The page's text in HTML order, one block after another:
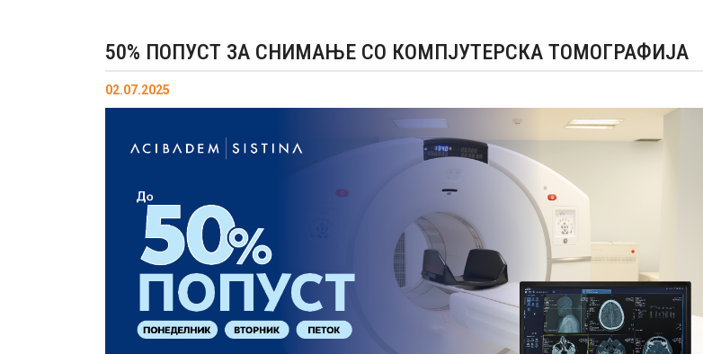
50% ПОПУСТ ЗА СНИМАЊЕ СО КОМПЈУТЕРСКА ТОМОГРАФИЈА
02.07.2025